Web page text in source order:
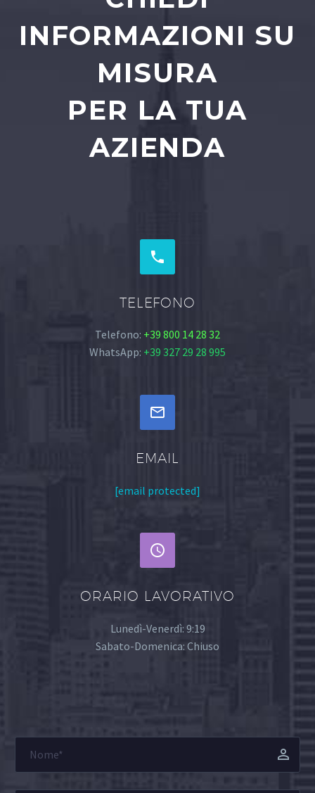
INFORMAZIONI SU
MISURA
PER LA TUA
AZIENDA


TELEFONO
Telefono: +39 800 14 28 32
WhatsApp: +39 327 29 28 995


EMAIL
[email protected]


ORARIO LAVORATIVO
Lunedì-Venerdì: 9:19
Sabato-Domenica: Chiuso